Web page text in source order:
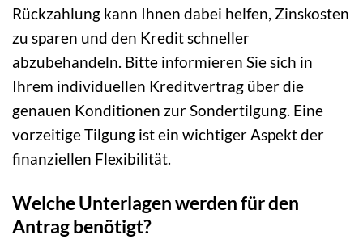
Rückzahlung kann Ihnen dabei helfen, Zinskosten
zu sparen und den Kredit schneller
abzubehandeln. Bitte informieren Sie sich in
Ihrem individuellen Kreditvertrag über die
genauen Konditionen zur Sondertilgung. Eine
vorzeitige Tilgung ist ein wichtiger Aspekt der
finanziellen Flexibilität.
Welche Unterlagen werden für den
Antrag benötigt?